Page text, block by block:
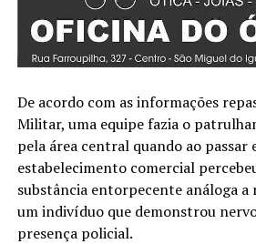
De acordo com as informações
Militar, uma equipe fazia o
pela área central quando ao passar
estabelecimento comercial
substância entorpecente análoga a
um indivíduo que demonstrou
presença policial.